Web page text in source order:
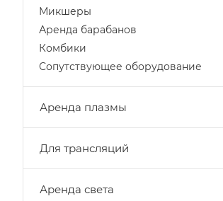
Микшеры
Аренда барабанов
Комбики
Сопутствующее оборудование
Аренда плазмы
Для трансляций
Аренда света